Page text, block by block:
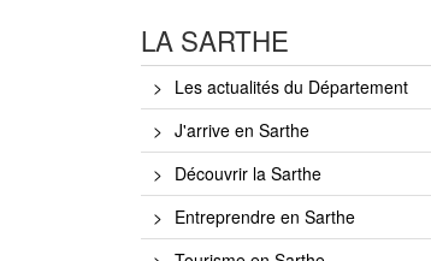
LA SARTHE
Les actualités du Département
J'arrive en Sarthe
Découvrir la Sarthe
Entreprendre en Sarthe